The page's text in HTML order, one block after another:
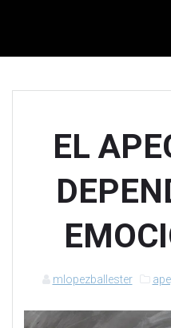
EL
mlopezballester